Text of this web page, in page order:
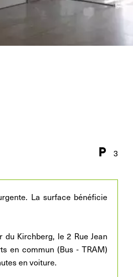
3
La surface bénéficie
Kirchberg, le 2 Rue Jean
en commun (Bus - TRAM)
en voiture.